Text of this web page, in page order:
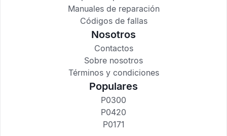
Manuales de reparación
Códigos de fallas
Nosotros
Contactos
Sobre nosotros
Términos y condiciones
Populares
P0300
P0420
P0171